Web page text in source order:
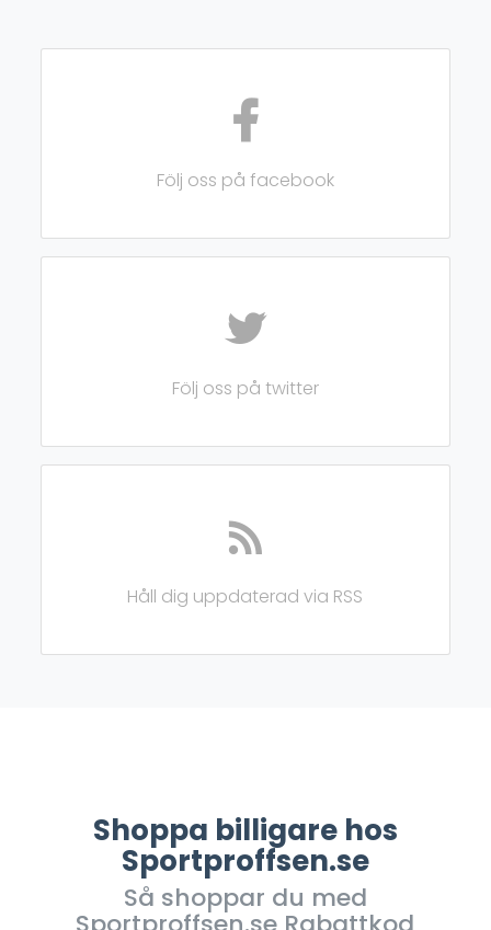
Följ oss på facebook
Följ oss på twitter
Håll dig uppdaterad via RSS
Shoppa billigare hos
Sportproffsen.se
Så shoppar du med